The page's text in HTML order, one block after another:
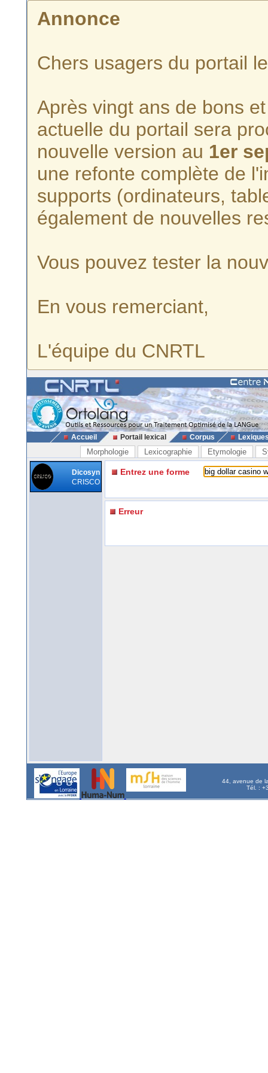
Annonce
Chers usagers du portail
Après vingt ans de bons
actuelle du portail sera
nouvelle version au 1er
une refonte complète de
supports (ordinateurs,
également de nouvelles
Vous pouvez tester la
En vous remerciant,
L'équipe du CNRTL
Accueil Portail lexical Corpus
Morphologie Lexicographie Etymologie
Dicosyn
CRISCO
Entrez une forme
Erreur
44, avenue de
Tél. :